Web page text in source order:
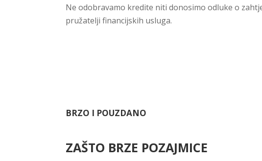
Ne odobravamo kredite niti donosimo odluke o
pružatelji financijskih usluga.
BRZO I POUZDANO
ZAŠTO BRZE POZAJMICE